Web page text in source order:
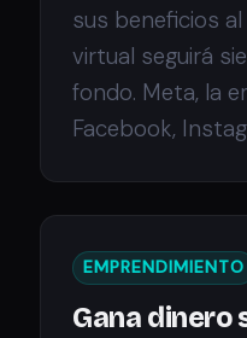
sus beneficios al
virtual seguirá
fondo. Meta, la
Facebook,
EMPRENDIMIENTO
Gana dinero